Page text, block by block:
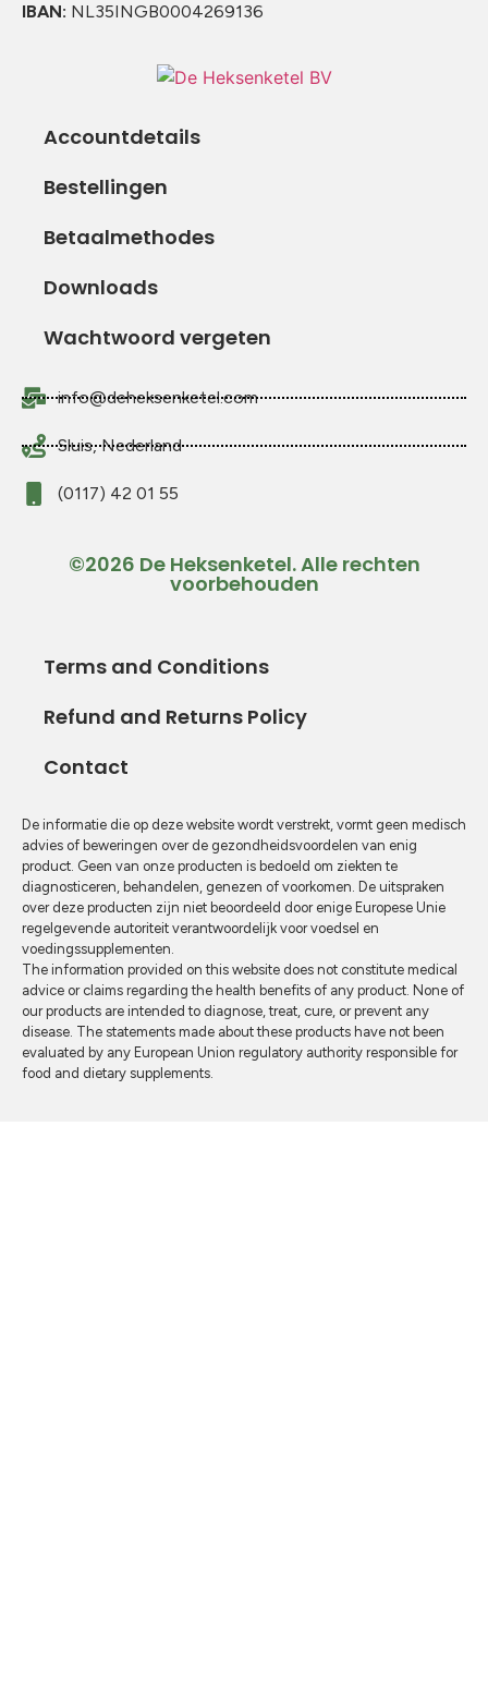
IBAN: NL35INGB0004269136
Accountdetails
Bestellingen
Betaalmethodes
Downloads
Wachtwoord vergeten
info@deheksenketel.com
Sluis, Nederland
(0117) 42 01 55
©2026 De Heksenketel. Alle rechten
voorbehouden
Terms and Conditions
Refund and Returns Policy
Contact
De informatie die op deze website wordt verstrekt, vormt geen medisch
advies of beweringen over de gezondheidsvoordelen van enig
product. Geen van onze producten is bedoeld om ziekten te
diagnosticeren, behandelen, genezen of voorkomen. De uitspraken
over deze producten zijn niet beoordeeld door enige Europese Unie
regelgevende autoriteit verantwoordelijk voor voedsel en
voedingssupplementen.
The information provided on this website does not constitute medical
advice or claims regarding the health benefits of any product. None of
our products are intended to diagnose, treat, cure, or prevent any
disease. The statements made about these products have not been
evaluated by any European Union regulatory authority responsible for
food and dietary supplements.